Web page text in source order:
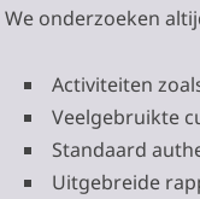
We onderzoeken
Activiteiten
Veelgebruikte
Standaard
Uitgebreide